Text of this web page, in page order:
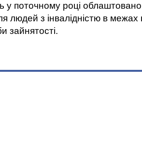
у поточному році
людей з інвалідністю в межах
зайнятості.